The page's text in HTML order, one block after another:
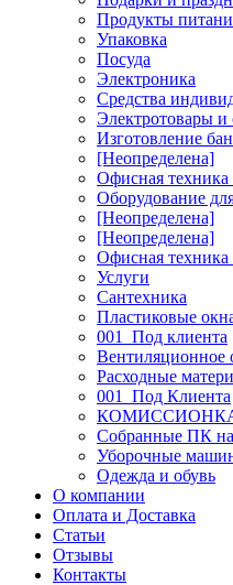
Продукты
Упаковка
Посуда
Электроника
Средства
Электротовары и
Изготовление
[Неопределена]
Офисная техника
Оборудование
[Неопределена]
[Неопределена]
Офисная техника
Услуги
Сантехника
Пластиковые
001_Под клиента
Вентиляционное
Расходные
001_Под Клиента
КОМИССИОНКА
Собранные ПК
Уборочные
Одежда и обувь
О компании
Оплата и Доставка
Статьи
Отзывы
Контакты